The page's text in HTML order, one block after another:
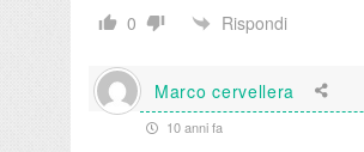
0 Rispondi
Marco cervellera
10 anni fa